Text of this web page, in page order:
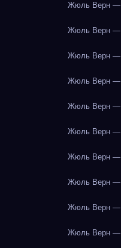
Жюль Верн —
Жюль Верн —
Жюль Верн —
Жюль Верн —
Жюль Верн —
Жюль Верн —
Жюль Верн —
Жюль Верн —
Жюль Верн —
Жюль Верн —